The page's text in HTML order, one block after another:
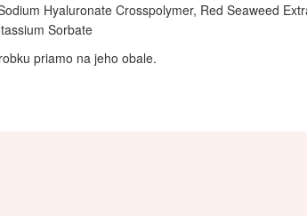
Hyaluronate Crosspolymer, Red Seaweed
Sorbate
priamo na jeho obale.